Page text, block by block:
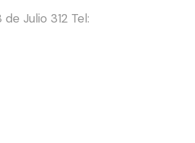
Julio 312 Tel: